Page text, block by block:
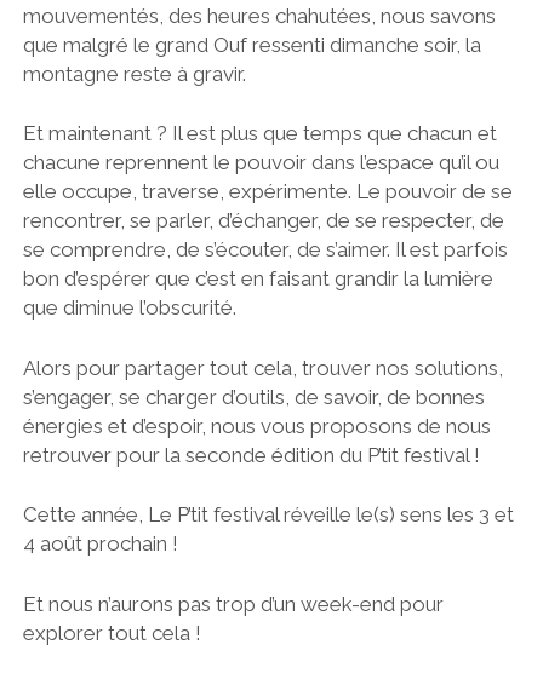
mouvementés, des heures chahutées, nous savons
que malgré le grand Ouf ressenti dimanche soir, la
montagne reste à gravir.
Et maintenant ? Il est plus que temps que chacun et
chacune reprennent le pouvoir dans l’espace qu’il ou
elle occupe, traverse, expérimente. Le pouvoir de se
rencontrer, se parler, d’échanger, de se respecter, de
se comprendre, de s’écouter, de s’aimer. Il est parfois
bon d’espérer que c’est en faisant grandir la lumière
que diminue l’obscurité.
Alors pour partager tout cela, trouver nos solutions,
s’engager, se charger d’outils, de savoir, de bonnes
énergies et d’espoir, nous vous proposons de nous
retrouver pour la seconde édition du P’tit festival !
Cette année, Le P’tit festival réveille le(s) sens les 3 et
4 août prochain !
Et nous n’aurons pas trop d’un week-end pour
explorer tout cela !